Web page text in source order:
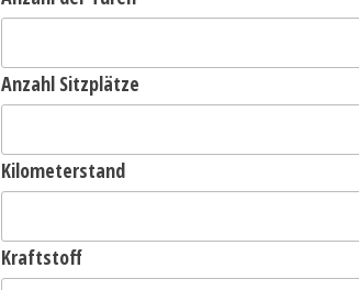
Anzahl Sitzplätze
Kilometerstand
Kraftstoff